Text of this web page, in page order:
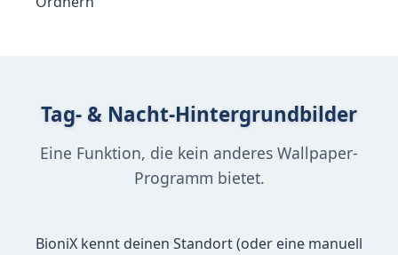
Tag- & Nacht-Hintergrundbilder
Eine Funktion, die kein anderes Wallpaper-
Programm bietet.
BioniX kennt deinen Standort (oder eine manuell